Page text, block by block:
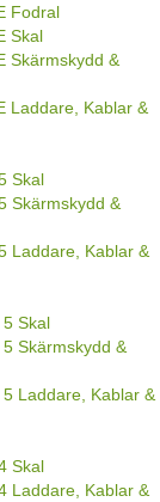
Fodral
Skal
Skärmskydd &
Laddare, Kablar &
Skal
Skärmskydd &
Laddare, Kablar &
Skal
Skärmskydd &
Laddare, Kablar &
Skal
Laddare, Kablar &